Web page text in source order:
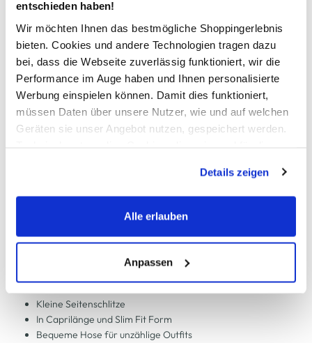
entschieden haben!
Wir möchten Ihnen das bestmögliche Shoppingerlebnis
bieten. Cookies und andere Technologien tragen dazu
bei, dass die Webseite zuverlässig funktioniert, wir die
Performance im Auge haben und Ihnen personalisierte
Werbung einspielen können. Damit dies funktioniert,
müssen Daten über unsere Nutzer, wie und auf welchen
Geräten sie unser Angebot nutzen, gespeichert werden.
werden, werden bei der Nutzung der Webseite auf jeden
Fall gesetzt. Cookies von Drittanbietern für Analyse- oder
Trackingzwecke werden nur dann aktiviert, wenn Sie das
erlauben" bzw. "Alle erlauben" klicken. Mehr dazu
(einschließlich der Möglichkeit, die Einwilligungserklärung
zu ändern oder zu widerrufen) erfahren Sie in unserem
Cookie-Hinweisbzw. derDatenschutzerklärung.
Details zeigen
Alle erlauben
Anpassen
In den Warenkorb
Schneller DHL Versand: in 1–3 Werktagen
Kostenfreie Rücksendung innerhalb 14 Tage
Kostenlose Filiallieferung in Ihre Wunschfiliale
Damen Caprihose in Slim Fit
Modische Hose von Sure
Kleine Seitenschlitze
In Caprilänge und Slim Fit Form
Bequeme Hose für unzählige Outfits